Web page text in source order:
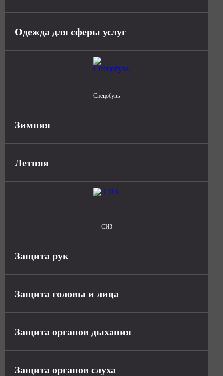
Одежда для сферы услуг
Спецобувь
Зимняя
Летняя
СИЗ
Защита рук
Защита головы и лица
Защита органов дыхания
Защита органов слуха